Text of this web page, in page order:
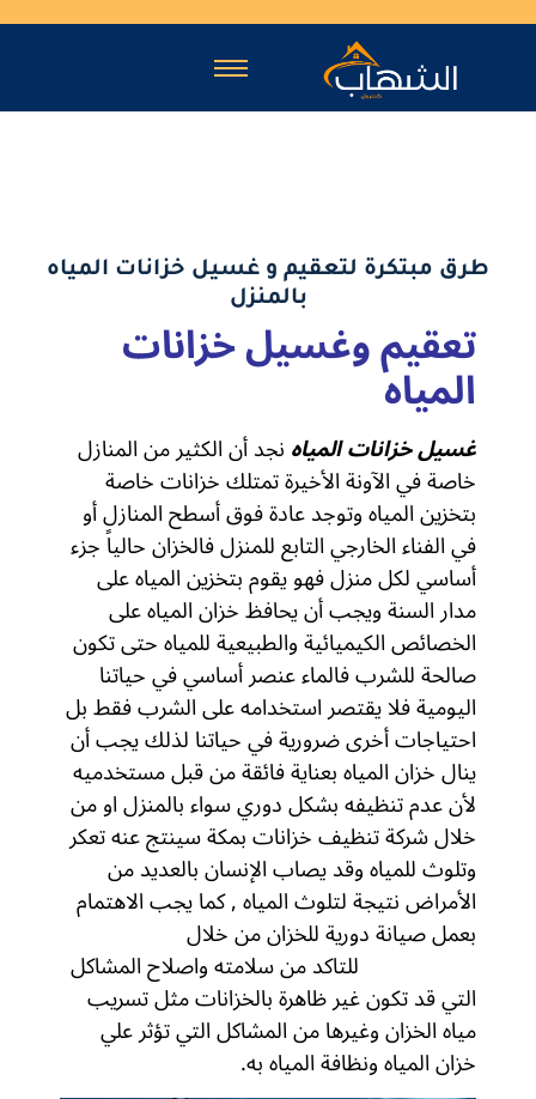
طرق مبتكرة لتعقيم و غسيل خزانات المياه
بالمنزل
تعقيم وغسيل خزانات
المياه
غسيل خزانات المياهنجد أن الكثير من المنازل
خاصة في الآونة الأخيرة تمتلك خزانات خاصة
بتخزين المياه وتوجد عادة فوق أسطح المنازل أو
في الفناء الخارجي التابع للمنزل فالخزان حالياً جزء
أساسي لكل منزل فهو يقوم بتخزين المياه على
مدار السنة ويجب أن يحافظ خزان المياه على
الخصائص الكيميائية والطبيعية للمياه حتى تكون
صالحة للشرب فالماء عنصر أساسي في حياتنا
اليومية فلا يقتصر استخدامه على الشرب فقط بل
احتياجات أخرى ضرورية في حياتنا لذلك يجب أن
ينال خزان المياه بعناية فائقة من قبل مستخدميه
لأن عدم تنظيفه بشكل دوري سواء بالمنزل او من
خلال شركة تنظيف خزانات بمكة سينتج عنه تعكر
وتلوث للمياه وقد يصاب الإنسان بالعديد من
الأمراض نتيجة لتلوث المياه , كما يجب الاهتمام
بعمل صيانة دورية للخزان من خلال
للتاكد من سلامته واصلاح المشاكل
التي قد تكون غير ظاهرة بالخزانات مثل تسريب
مياه الخزان وغيرها من المشاكل التي تؤثر علي
خزان المياه ونظافة المياه به.